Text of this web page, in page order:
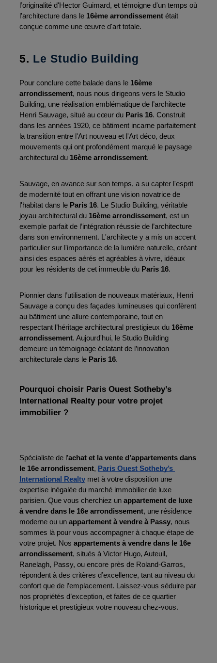
l’originalité d'Hector Guimard, et témoigne d'un temps où
l'architecture dans le 16ème arrondissement était
conçue comme une œuvre d'art totale.
5. Le Studio Building
Pour conclure cette balade dans le 16ème
arrondissement, nous nous dirigeons vers le Studio
Building, une réalisation emblématique de l’architecte
Henri Sauvage, situé au cœur du Paris 16. Construit
dans les années 1920, ce bâtiment incarne parfaitement
la transition entre l'Art nouveau et l'Art déco, deux
mouvements qui ont profondément marqué le paysage
architectural du 16ème arrondissement.
Sauvage, en avance sur son temps, a su capter l'esprit
de modernité tout en offrant une vision novatrice de
l'habitat dans le Paris 16. Le Studio Building, véritable
joyau architectural du 16ème arrondissement, est un
exemple parfait de l’intégration réussie de l’architecture
dans son environnement. L'architecte y a mis un accent
particulier sur l'importance de la lumière naturelle, créant
ainsi des espaces aérés et agréables à vivre, idéaux
pour les résidents de cet immeuble du Paris 16.
Pionnier dans l’utilisation de nouveaux matériaux, Henri
Sauvage a conçu des façades lumineuses qui confèrent
au bâtiment une allure contemporaine, tout en
respectant l’héritage architectural prestigieux du 16ème
arrondissement. Aujourd'hui, le Studio Building
demeure un témoignage éclatant de l’innovation
architecturale dans le Paris 16.
Pourquoi choisir Paris Ouest Sotheby’s
International Realty pour votre projet
immobilier ?
Spécialiste de l’achat et la vente d’appartements dans
le 16e arrondissement, Paris Ouest Sotheby’s
International Realty met à votre disposition une
expertise inégalée du marché immobilier de luxe
parisien. Que vous cherchiez un appartement de luxe
à vendre dans le 16e arrondissement, une résidence
moderne ou un appartement à vendre à Passy, nous
sommes là pour vous accompagner à chaque étape de
votre projet. Nos appartements à vendre dans le 16e
arrondissement, situés à Victor Hugo, Auteuil,
Ranelagh, Passy, ou encore près de Roland-Garros,
répondent à des critères d’excellence, tant au niveau du
confort que de l’emplacement. Laissez-vous séduire par
nos propriétés d’exception, et faites de ce quartier
historique et prestigieux votre nouveau chez-vous.